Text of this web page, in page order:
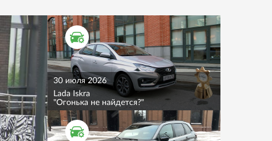
ТЕСТ ДРАЙВ
30 июля 2026
Lada Iskra
"Огонька не найдется?"
ТЕСТ ДРАЙВ